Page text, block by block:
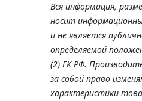
Вся информация,
носит
и не является
определяемой
(2) ГК РФ.
за собой право
характеристики